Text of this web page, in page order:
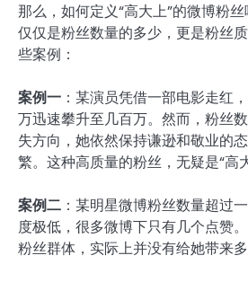
那么，如何定义“高大上”的微博粉
仅仅是粉丝数量的多少，更是粉丝
些案例：
案例一 ：某演员凭借一部电影走红
万迅速攀升至几百万。然而，粉丝
失方向，她依然保持谦逊和敬业的
繁。这种高质量的粉丝，无疑是“高
案例二 ：某明星微博粉丝数量超过
度极低，很多微博下只有几个点赞
粉丝群体，实际上并没有给她带来